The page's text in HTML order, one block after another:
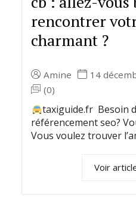
rencontrer
charmant ?
Amine 14
(0)
taxiguide.fr Besoin
référencement seo?
Vous voulez trouver
Voir